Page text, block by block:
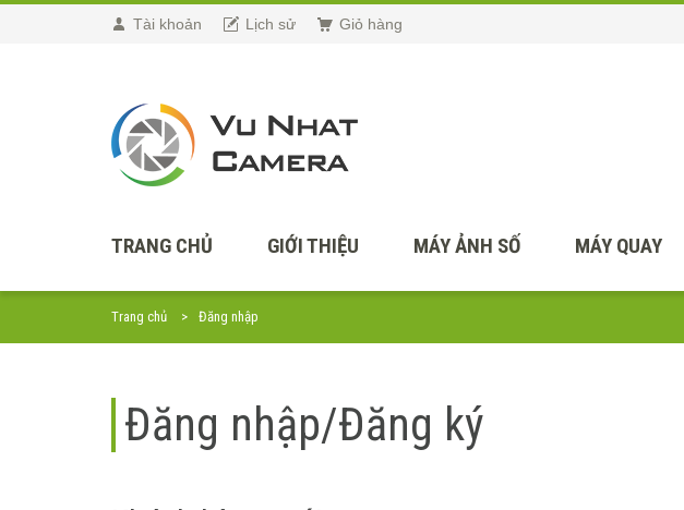
Tài khoản Lịch sử Giỏ hàng
TRANG CHỦ GIỚI THIỆU MÁY ẢNH SỐ MÁY QUAY
Trang chủ Đăng nhập
Đăng nhập/Đăng ký